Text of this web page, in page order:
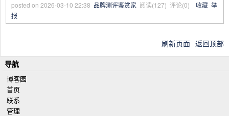
posted on 2026-03-10 22:38 品牌测评鉴赏家 阅读(127) 评论(0) 收藏 举
报
刷新页面 返回顶部
导航
博客园
首页
联系
管理